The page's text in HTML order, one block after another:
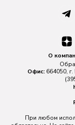
О
Офис: 664050,
При любом